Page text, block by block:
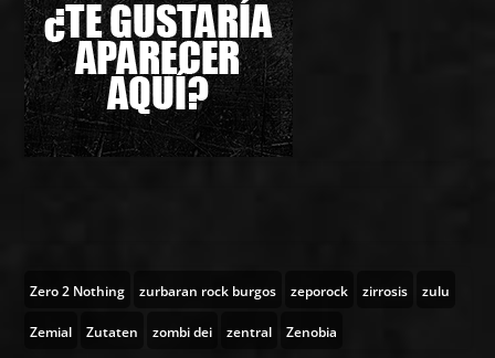
Zero 2 Nothing zurbaran rock burgos zeporock zirrosis zulu
Zemial Zutaten zombi dei zentral Zenobia